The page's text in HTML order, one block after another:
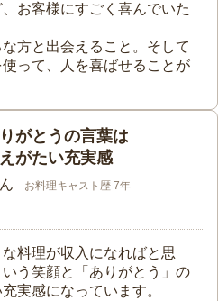
お客様にすごく喜んでいた
方と出会えること。そして
って、人を喜ばせることが
がとうの言葉は
がたい充実感
お料理キャスト歴 7年
料理が収入になればと思
う笑顔と「ありがとう」の
実感になっています。